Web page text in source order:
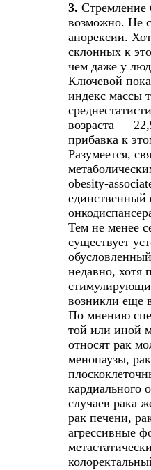
3. Стремление
возможно. Не
анорексии.
склонных к
чем даже у
Ключевой
индекс массы
возраста —
прибавка к
Разумеется,
obesity-
Тем не менее
существует
недавно, хотя
возникли еще
По мнению
той или иной
относят рак
менопаузы,
кардиального
случаев рака
рак печени,
агрессивные